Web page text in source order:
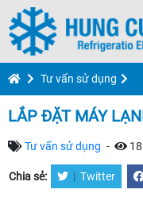
Tư vấn sử dụng
LẮP ĐẶT MÁY
Tư vấn sử dụng -
Chia sẻ: | Twitter